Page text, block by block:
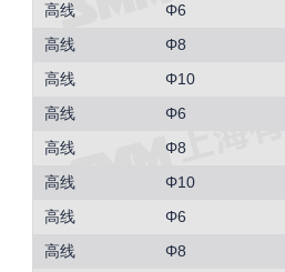
高线
Φ6
高线
Φ8
高线
Φ10
高线
Φ6
高线
Φ8
高线
Φ10
高线
Φ6
高线
Φ8